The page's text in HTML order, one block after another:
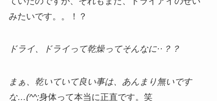
みたいです。。！？
ドライ、ドライって乾燥ってそんなに··？？
まぁ、 乾いていて良い事は、 あんまり無いです
な…(^^;身体って本当に正直です。笑